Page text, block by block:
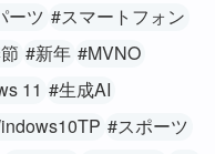
ーツ #スマートフォン
#新年 #MVNO
11 #生成AI
#スポーツ